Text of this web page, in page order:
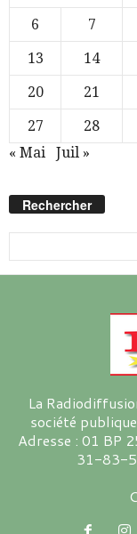
6
7
13
14
20
21
27
28
« Mai
Juil »
Rechercher
La
société
Adresse : 01 BP
31-83-